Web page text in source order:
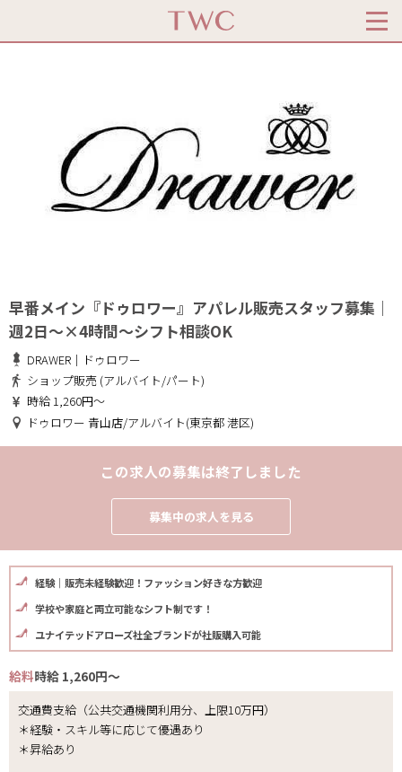
早番メイン『ドゥロワー』アパレル販売スタッフ募集｜
週2日～×4時間～シフト相談OK
DRAWER｜ドゥロワー
ショップ販売 (アルバイト/パート)
時給 1,260円～
ドゥロワー 青山店/アルバイト(東京都 港区)
この求人の募集は終了しました
募集中の求人を見る
経験｜販売未経験歓迎！ファッション好きな方歓迎
学校や家庭と両立可能なシフト制です！
ユナイテッドアローズ社全ブランドが社販購入可能
給料時給 1,260円～
交通費支給（公共交通機関利用分、上限10万円）
＊経験・スキル等に応じて優遇あり
＊昇給あり